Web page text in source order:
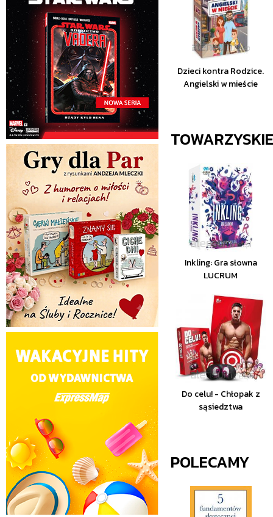
Dzieci kontra Rodzice.
Angielski w mieście
TOWARZYSKIE
Inkling: Gra słowna
LUCRUM
Do celu! - Chłopak z
sąsiedztwa
POLECAMY